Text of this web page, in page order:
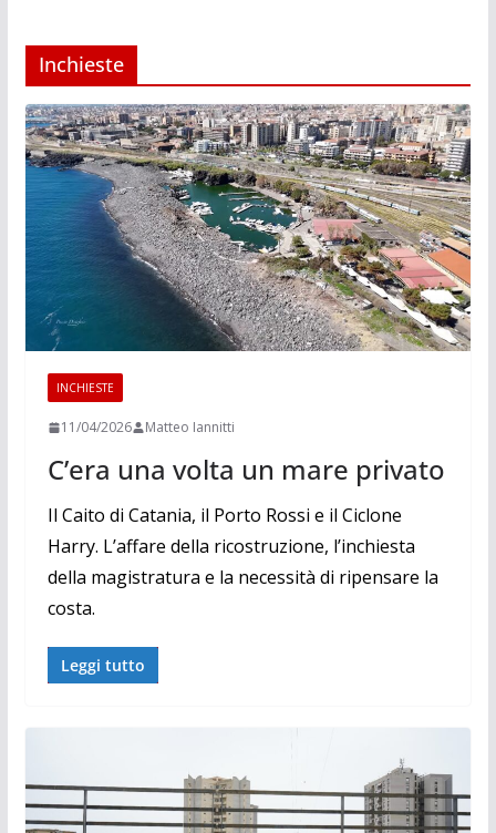
Inchieste
INCHIESTE
11/04/2026 Matteo Iannitti
C’era una volta un mare privato
Il Caito di Catania, il Porto Rossi e il Ciclone
Harry. L’affare della ricostruzione, l’inchiesta
della magistratura e la necessità di ripensare la
costa.
Leggi tutto